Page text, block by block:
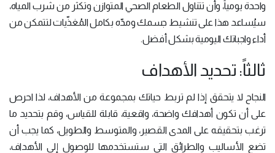
واحدة يومياً، وأن تتناول الطعام الصحي المتوازن وتكثر من شرب المياه،
سيُساعد هذا على تنشيط جسمك ومدّه بكامل المُغذّيات لتتمكن من
أداء واجباتك اليومية بشكل أفضل.
ثالثاً: تحديد الأهداف
النجاح لا يتحقق إذا لم تربط حياتك بمجموعة من الأهداف، لذا احرص
على أن تكون أهدافك واضحة، واقعية، قابلة للقياس، وقم بتحديد ما
ترغب بتحقيقه على المدى القصير، والمتوسط والطويل، كما يجب أن
تضع الأساليب والطرائق التي ستستخدمها للوصول إلى الأهداف،